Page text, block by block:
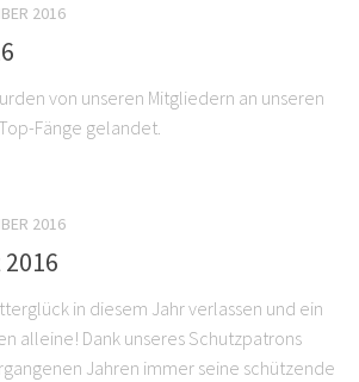
2016
von unseren Mitgliedern an unseren
Fänge gelandet.
2016
in diesem Jahr verlassen und ein
alleine! Dank unseres Schutzpatrons
Jahren immer seine schützende